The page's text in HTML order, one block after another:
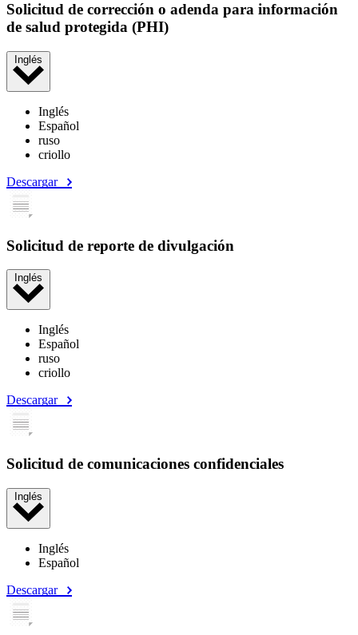
Solicitud de corrección o adenda para información
de salud protegida (PHI)
Inglés
Inglés
Español
ruso
criollo
Descargar
Solicitud de reporte de divulgación
Inglés
Inglés
Español
ruso
criollo
Descargar
Solicitud de comunicaciones confidenciales
Inglés
Inglés
Español
Descargar